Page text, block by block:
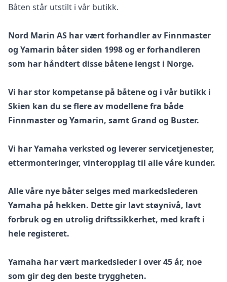
Båten står utstilt i vår butikk.
Nord Marin AS har vært forhandler av Finnmaster
og Yamarin båter siden 1998 og er forhandleren
som har håndtert disse båtene lengst i Norge.
Vi har stor kompetanse på båtene og i vår butikk i
Skien kan du se flere av modellene fra både
Finnmaster og Yamarin, samt Grand og Buster.
Vi har Yamaha verksted og leverer servicetjenester,
ettermonteringer, vinteropplag til alle våre kunder.
Alle våre nye båter selges med markedslederen
Yamaha på hekken. Dette gir lavt støynivå, lavt
forbruk og en utrolig driftssikkerhet, med kraft i
hele registeret.
Yamaha har vært markedsleder i over 45 år, noe
som gir deg den beste tryggheten.